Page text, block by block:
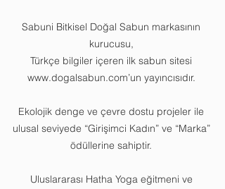
Sabuni Bitkisel Doğal Sabun markasının
kurucusu,
Türkçe bilgiler içeren ilk sabun sitesi
www.dogalsabun.com’un yayıncısıdır.
Ekolojik denge ve çevre dostu projeler ile
ulusal seviyede “Girişimci Kadın” ve “Marka”
ödüllerine sahiptir.
Uluslararası Hatha Yoga eğitmeni ve